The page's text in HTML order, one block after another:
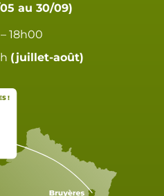
au 30/09)
18h00
(juillet-août)